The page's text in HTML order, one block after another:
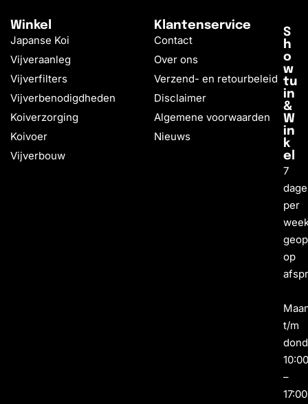
Winkel
Japanse Koi
Vijveraanleg
Vijverfilters
Vijverbenodigdheden
Koiverzorging
Koivoer
Vijverbouw
Klantenservice
Contact
Over ons
Verzend- en retourbeleid
Disclaimer
Algemene voorwaarden
Nieuws
S
h
o
w
tu
in
&
W
in
k
el
7
per
op
t/m
–
17:00